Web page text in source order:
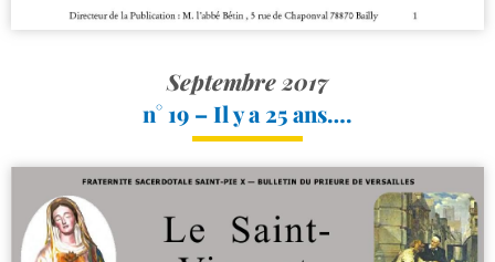
Septembre 2017
n° 19 – Il y a 25 ans….